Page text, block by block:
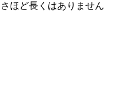
ほど長くはありません